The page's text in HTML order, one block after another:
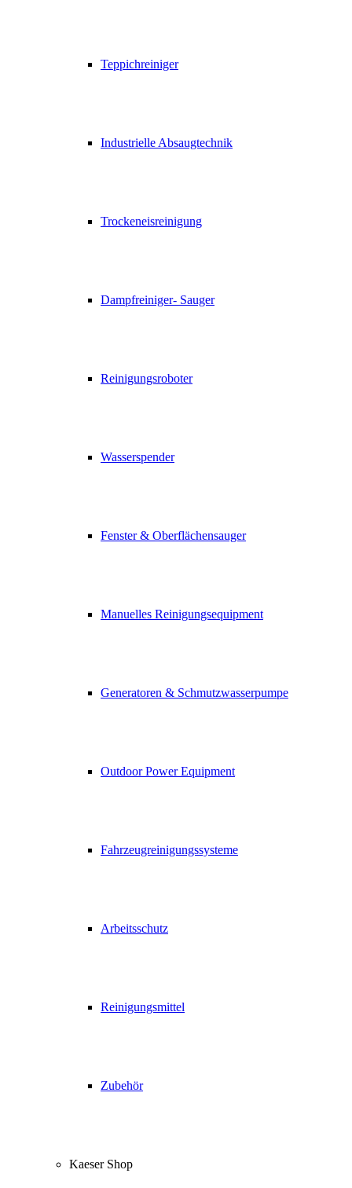
Teppichreiniger
Industrielle Absaugtechnik
Trockeneisreinigung
Dampfreiniger- Sauger
Reinigungsroboter
Wasserspender
Fenster & Oberflächensauger
Manuelles Reinigungsequipment
Generatoren & Schmutzwasserpumpe
Outdoor Power Equipment
Fahrzeugreinigungssysteme
Arbeitsschutz
Reinigungsmittel
Zubehör
Kaeser Shop